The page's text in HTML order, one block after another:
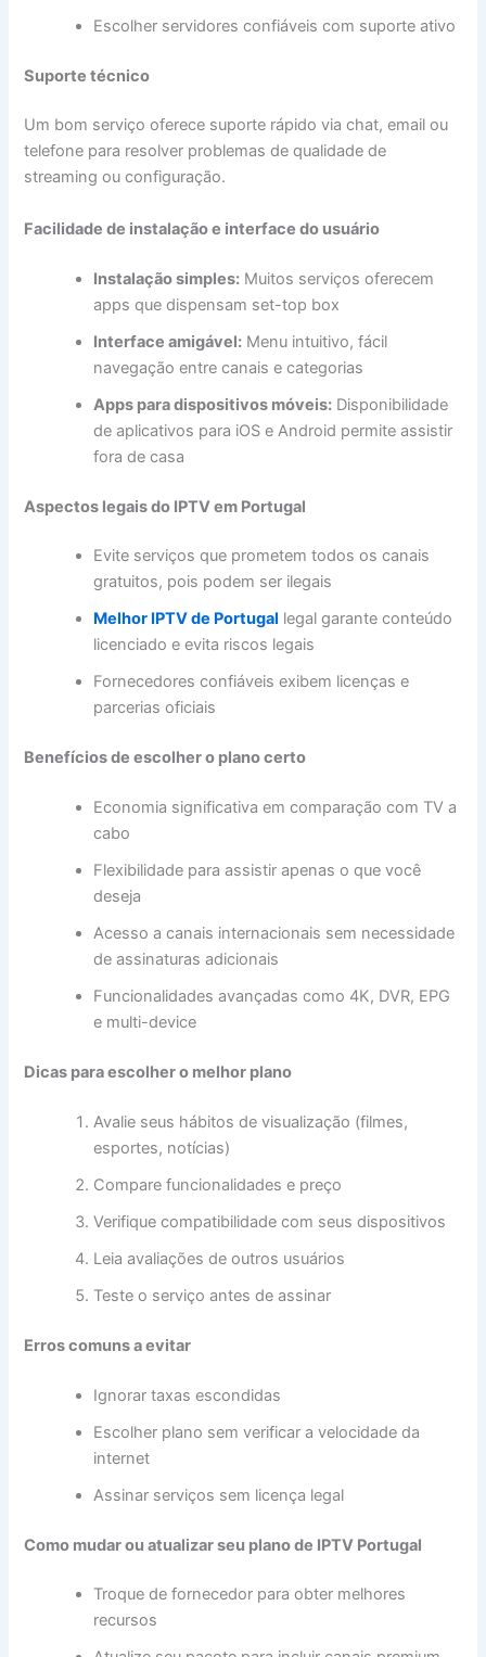
Escolher servidores confiáveis com suporte ativo
Suporte técnico
Um bom serviço oferece suporte rápido via chat, email ou
telefone para resolver problemas de qualidade de
streaming ou configuração.
Facilidade de instalação e interface do usuário
Instalação simples: Muitos serviços oferecem
apps que dispensam set-top box
Interface amigável: Menu intuitivo, fácil
navegação entre canais e categorias
Apps para dispositivos móveis: Disponibilidade
de aplicativos para iOS e Android permite assistir
fora de casa
Aspectos legais do IPTV em Portugal
Evite serviços que prometem todos os canais
gratuitos, pois podem ser ilegais
Melhor IPTV de Portugal legal garante conteúdo
licenciado e evita riscos legais
Fornecedores confiáveis exibem licenças e
parcerias oficiais
Benefícios de escolher o plano certo
Economia significativa em comparação com TV a
cabo
Flexibilidade para assistir apenas o que você
deseja
Acesso a canais internacionais sem necessidade
de assinaturas adicionais
Funcionalidades avançadas como 4K, DVR, EPG
e multi-device
Dicas para escolher o melhor plano
Avalie seus hábitos de visualização (filmes,
esportes, notícias)
Compare funcionalidades e preço
Verifique compatibilidade com seus dispositivos
Leia avaliações de outros usuários
Teste o serviço antes de assinar
Erros comuns a evitar
Ignorar taxas escondidas
Escolher plano sem verificar a velocidade da
internet
Assinar serviços sem licença legal
Como mudar ou atualizar seu plano de IPTV Portugal
Troque de fornecedor para obter melhores
recursos